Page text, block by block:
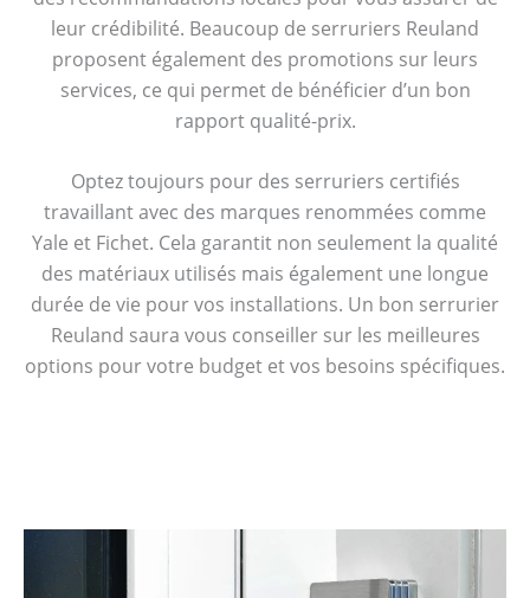
leur crédibilité. Beaucoup de serruriers Reuland
proposent également des promotions sur leurs
services, ce qui permet de bénéficier d’un bon
rapport qualité-prix.
Optez toujours pour des serruriers certifiés
travaillant avec des marques renommées comme
Yale et Fichet. Cela garantit non seulement la qualité
des matériaux utilisés mais également une longue
durée de vie pour vos installations. Un bon serrurier
Reuland saura vous conseiller sur les meilleures
options pour votre budget et vos besoins spécifiques.